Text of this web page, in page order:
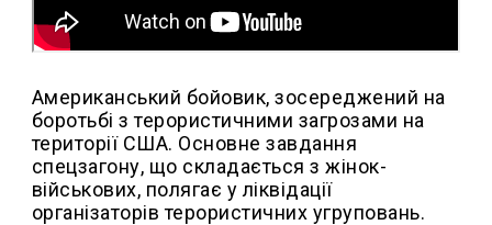
Американський бойовик, зосереджений на
боротьбі з терористичними загрозами на
території США. Основне завдання
спецзагону, що складається з жінок-
військових, полягає у ліквідації
організаторів терористичних угруповань.